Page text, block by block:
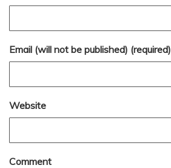
Email (will not be published) (required)
Website
Comment